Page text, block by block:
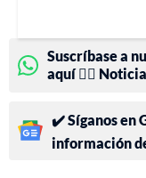
Suscríbase a
aquí 👉🏻
✔️ Síganos en
información